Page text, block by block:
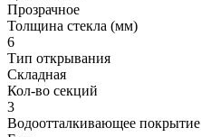
Прозрачное
Толщина стекла (мм)
6
Тип открывания
Складная
Кол-во секций
3
Водоотталкивающее покрытие